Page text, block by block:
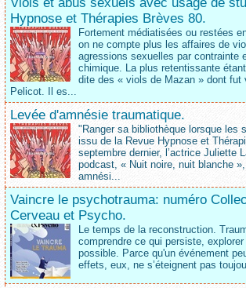
Hypnose et Thérapies Brèves 80.
Fortement médiatisées ou restées
on ne compte plus les affaires de
agressions sexuelles par contrainte
chimique. La plus retentissante
dite des « viols de Mazan » dont fut
Pelicot. Il es...
Levée d'amnésie traumatique.
"Ranger sa bibliothèque lorsque les
issu de la Revue Hypnose et
septembre dernier, l’actrice Juliette
podcast, « Nuit noire, nuit blanche
amnési...
Vaincre le psychotrauma: numéro
Cerveau et Psycho.
Le temps de la reconstruction.
comprendre ce qui persiste,
possible. Parce qu'un événement
effets, eux, ne s’éteignent pas